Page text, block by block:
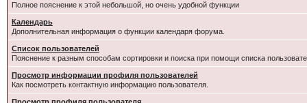
Полное пояснение к этой небольшой, но очень удобной функции
Календарь
Дополнительная информация о функции календаря форума.
Список пользователей
Пояснение к разным способам сортировки и поиска при помощи списка
Просмотр информации профиля пользователей
Как посмотреть контактную информацию пользователя.